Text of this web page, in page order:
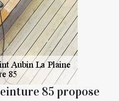
85 propose